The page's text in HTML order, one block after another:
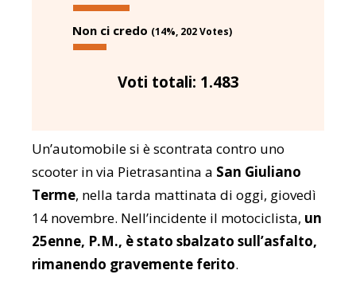
Non ci credo (14%, 202 Votes)
Voti totali: 1.483
Un’automobile si è scontrata contro uno
scooter in via Pietrasantina a San Giuliano
Terme, nella tarda mattinata di oggi, giovedì
14 novembre. Nell’incidente il motociclista, un
25enne, P.M., è stato sbalzato sull’asfalto,
rimanendo gravemente ferito.